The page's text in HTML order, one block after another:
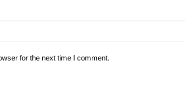
for the next time I comment.